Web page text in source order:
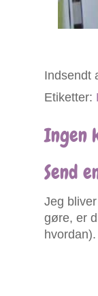
Indsendt
Etiketter:
Ingen
Send
Jeg
gøre, er
hvordan).